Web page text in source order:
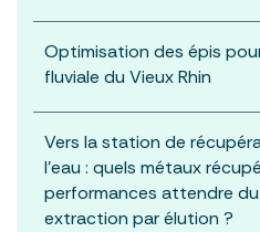
Optimisation des épis
fluviale du Vieux Rhin
Vers la station de
l’eau : quels métaux
performances attendre
extraction par élution ?